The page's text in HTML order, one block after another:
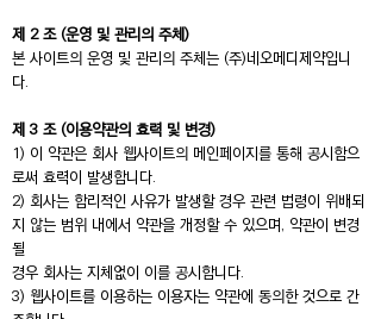
제 2 조 (운영 및 관리의 주체)
본 사이트의 운영 및 관리의 주체는 (주)네오메디제약입니
다.
제 3 조 (이용약관의 효력 및 변경)
1) 이 약관은 회사 웹사이트의 메인페이지를 통해 공시함으
로써 효력이 발생합니다.
2) 회사는 합리적인 사유가 발생할 경우 관련 법령이 위배되
지 않는 범위 내에서 약관을 개정할 수 있으며, 약관이 변경
될
경우 회사는 지체없이 이를 공시합니다.
3) 웹사이트를 이용하는 이용자는 약관에 동의한 것으로 간